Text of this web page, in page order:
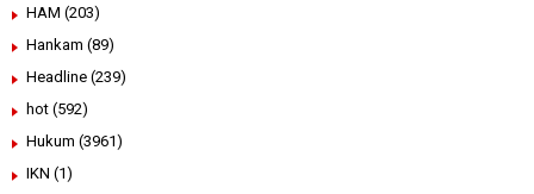
HAM (203)
Hankam (89)
Headline (239)
hot (592)
Hukum (3961)
IKN (1)